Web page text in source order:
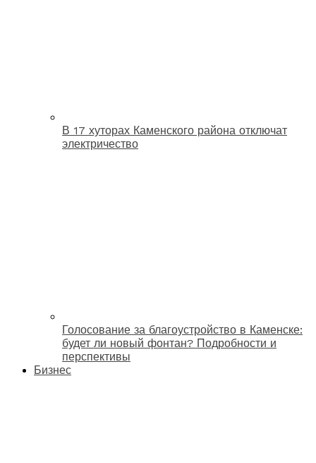
В 17 хуторах Каменского района отключат
электричество
Голосование за благоустройство в Каменске:
будет ли новый фонтан? Подробности и
перспективы
Бизнес